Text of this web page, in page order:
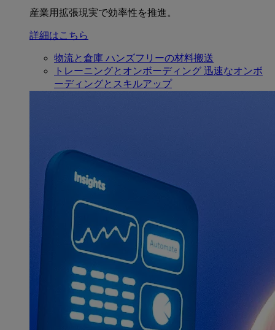
産業用拡張現実で効率性を推進。
詳細はこちら
物流と倉庫 ハンズフリーの材料搬送
トレーニングとオンボーディング 迅速なオンボ
ーディングとスキルアップ